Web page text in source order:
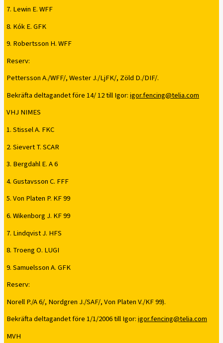
7. Lewin E. WFF
8. Kók E. GFK
9. Robertsson H. WFF
Reserv:
Pettersson A./WFF/, Wester J./LjFK/, Zöld D./DIF/.
Bekräfta deltagandet före 14/ 12 till Igor:igor.fencing@telia.com
VHJ NIMES
1. Stissel A. FKC
2. Sievert T. SCAR
3. Bergdahl E. A 6
4. Gustavsson C. FFF
5. Von Platen P. KF 99
6. Wikenborg J. KF 99
7. Lindqvist J. HFS
8. Troeng O. LUGI
9. Samuelsson A. GFK
Reserv:
Norell P./A 6/, Nordgren J./SAF/, Von Platen V./KF 99).
Bekräfta deltagandet före 1/1/2006 till Igor:igor.fencing@telia.com
MVH